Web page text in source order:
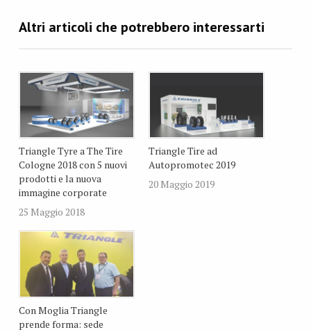
Triangle Tyre a The Tire
Cologne 2018 con 5 nuovi
prodotti e la nuova
immagine corporate
25 Maggio 2018
Triangle Tire ad
Autopromotec 2019
20 Maggio 2019
Con Moglia Triangle
prende forma: sede